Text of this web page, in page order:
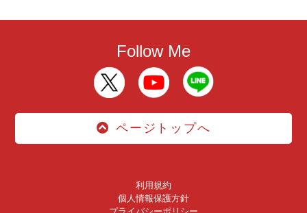
Follow Me
ページトップへ
利用規約
個人情報保護方針